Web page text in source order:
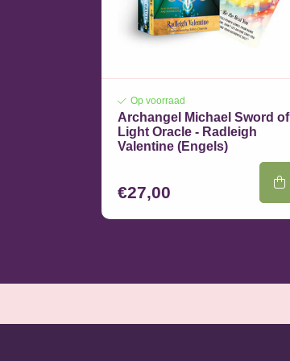
Op voorraad
Archangel Michael Sword of
Light Oracle - Radleigh
Valentine (Engels)
€27,00